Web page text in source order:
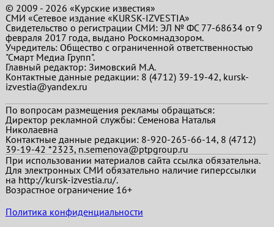
© 2009 - 2026 «Курские известия»
СМИ «Сетевое издание «KURSK-IZVESTIA»
Свидетельство о регистрации СМИ: ЭЛ № ФС 77-68634 от 9
февраля 2017 года, выдано Роскомнадзором.
Учредитель: Общество с ограниченной ответственностью
"Смарт Медиа Групп".
Главный редактор:Зимовский М.А.
Контактные данные редакции: 8 (4712) 39-19-42, kursk-
izvestia@yandex.ru
По вопросам размещения рекламы обращаться:
Директор рекламной службы: Семенова Наталья
Николаевна
Контактные данные редакции: 8-920-265-66-14, 8 (4712)
39-19-42 *2323, n.semenova@ptpgroup.ru
При использовании материалов сайта ссылка обязательна.
Для электронных СМИ обязательно наличие гиперссылки
на http://kursk-izvestia.ru/.
Возрастное ограничение 16+
Политика конфиденциальности